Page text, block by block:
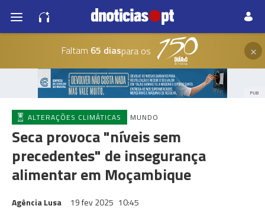
Faltam 65 diaspara os ×
PUB
ALTERAÇÕES CLIMÁTICAS MUNDO
Seca provoca "níveis sem
precedentes" de insegurança
alimentar em Moçambique
Agência Lusa 19 fev 2025 10:45